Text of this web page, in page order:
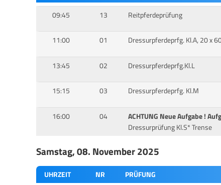
09:45
13 Reitpferdeprüfung
11:00 01 Dressurpferdeprfg. Kl.A, 20 x
13:45 02 Dressurpferdeprfg.Kl.L
15:15 03 Dressurpferdeprfg. Kl.M
16:00 04
ACHTUNG Neue Aufgabe !
Dressurprüfung Kl.S* Trense
Samstag, 08. November 2025
UHRZEIT NR PRÜFUNG